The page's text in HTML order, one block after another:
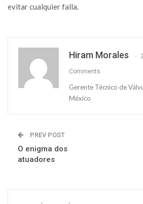
evitar cualquier falla.
Hiram Morales
Comments
Gerente Técnico de
México
PREV POST
O enigma dos
atuadores